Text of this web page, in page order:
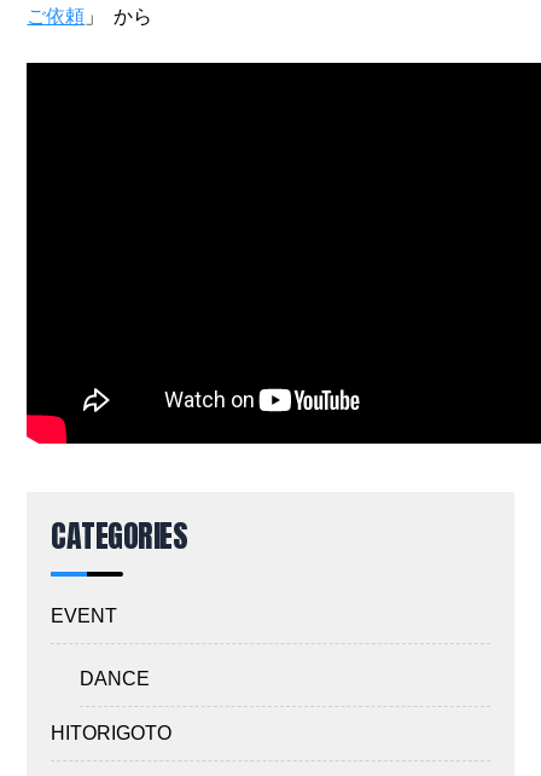
ご依頼 」 から
CATEGORIES
EVENT
DANCE
HITORIGOTO